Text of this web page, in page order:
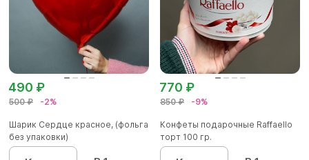
500 ₽ -2%
490 ₽
Шарик Сердце красное, (фольга
без упаковки)
850 ₽ -9%
770 ₽
Конфеты подарочные Raffaello
торт 100 гр.